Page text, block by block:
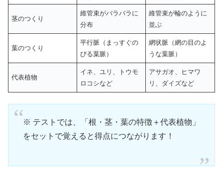
茎のつくり
維管束がバラバラに
分布
維管束が輪のように
並ぶ
葉のつくり
平行脈（まっすぐの
びる葉脈）
網状脈（網の目のよ
うな葉脈）
代表植物
イネ、ユリ、トウモ
ロコシなど
アサガオ、ヒマワ
リ、ダイズなど
※ テストでは、「根・茎・葉の特徴＋代表植物」
をセットで覚えると得点につながります！